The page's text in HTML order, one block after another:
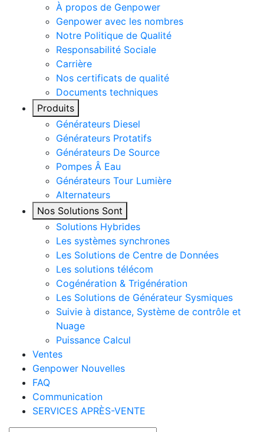
À propos de Genpower
Genpower avec les nombres
Notre Politique de Qualité
Responsabilité Sociale
Carrière
Nos certificats de qualité
Documents techniques
Produits
Générateurs Diesel
Générateurs Protatifs
Générateurs De Source
Pompes Â Eau
Générateurs Tour Lumière
Alternateurs
Nos Solutions Sont
Solutions Hybrides
Les systèmes synchrones
Les Solutions de Centre de Données
Les solutions télécom
Cogénération & Trigénération
Les Solutions de Générateur Sysmiques
Suivie à distance, Système de contrôle et
Nuage
Puissance Calcul
Ventes
Genpower Nouvelles
FAQ
Communication
SERVICES APRÈS-VENTE